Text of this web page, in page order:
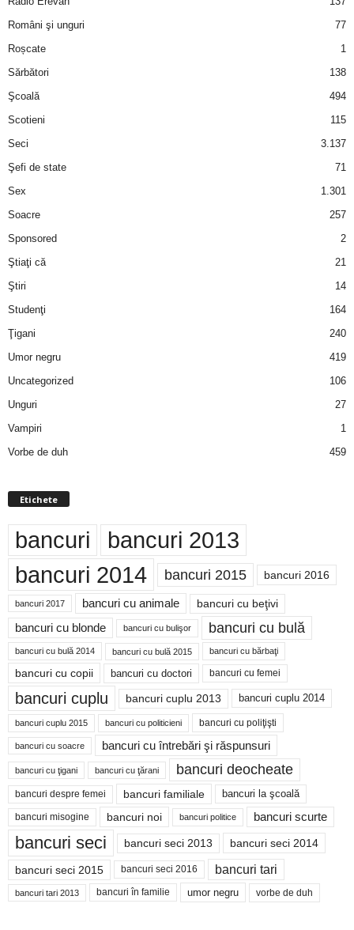
Români şi unguri
77
Roșcate
1
Sărbători
138
Şcoală
494
Scotieni
115
Seci
3.137
Şefi de state
71
Sex
1.301
Soacre
257
Sponsored
2
Ştiaţi că
21
Ştiri
14
Studenţi
164
Ţigani
240
Umor negru
419
Uncategorized
106
Unguri
27
Vampiri
1
Vorbe de duh
459
Etichete
bancuri bancuri 2013
bancuri 2014 bancuri 2015 bancuri 2016
bancuri 2017 bancuri cu animale bancuri cu beţivi
bancuri cu blonde bancuri cu bulişor bancuri cu bulă
bancuri cu bulă 2014 bancuri cu bulă 2015 bancuri cu bărbaţi
bancuri cu copii bancuri cu doctori bancuri cu femei
bancuri cuplu bancuri cuplu 2013 bancuri cuplu 2014
bancuri cuplu 2015 bancuri cu politicieni bancuri cu poliţişti
bancuri cu soacre bancuri cu întrebări şi răspunsuri
bancuri cu ţigani bancuri cu ţărani bancuri deocheate
bancuri despre femei bancuri familiale bancuri la şcoală
bancuri misogine bancuri noi bancuri politice bancuri scurte
bancuri seci bancuri seci 2013 bancuri seci 2014
bancuri seci 2015 bancuri seci 2016 bancuri tari
bancuri tari 2013 bancuri în familie umor negru vorbe de duh